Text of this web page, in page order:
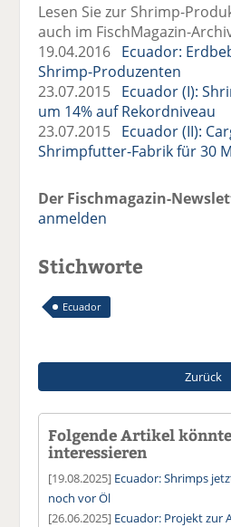
Lesen Sie zur Shrimp-
auch im FischMagazin-
19.04.2016 Ecuador:
Shrimp-Produzenten
23.07.2015 Ecuador (I):
um 14% auf Rekordniveau
23.07.2015 Ecuador (II):
Shrimpfutter-Fabrik für 30
Der Fischmagazin-
anmelden
Stichworte
Ecuador
Zurück
Folgende Artikel
interessieren
[19.08.2025] Ecuador: Shrimps
noch vor Öl
[26.06.2025] Ecuador: Projekt zur